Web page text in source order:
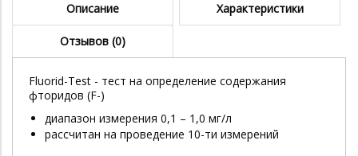
Описание Характеристики
Отзывов (0)
Fluorid-Test - тест на определение содержания
фторидов (F-)
диапазон измерения 0,1 – 1,0 мг/л
рассчитан на проведение 10-ти измерений